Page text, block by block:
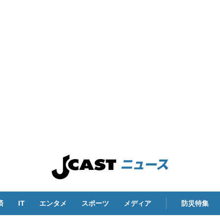
IT エンタメ スポーツ メディア 防災特集